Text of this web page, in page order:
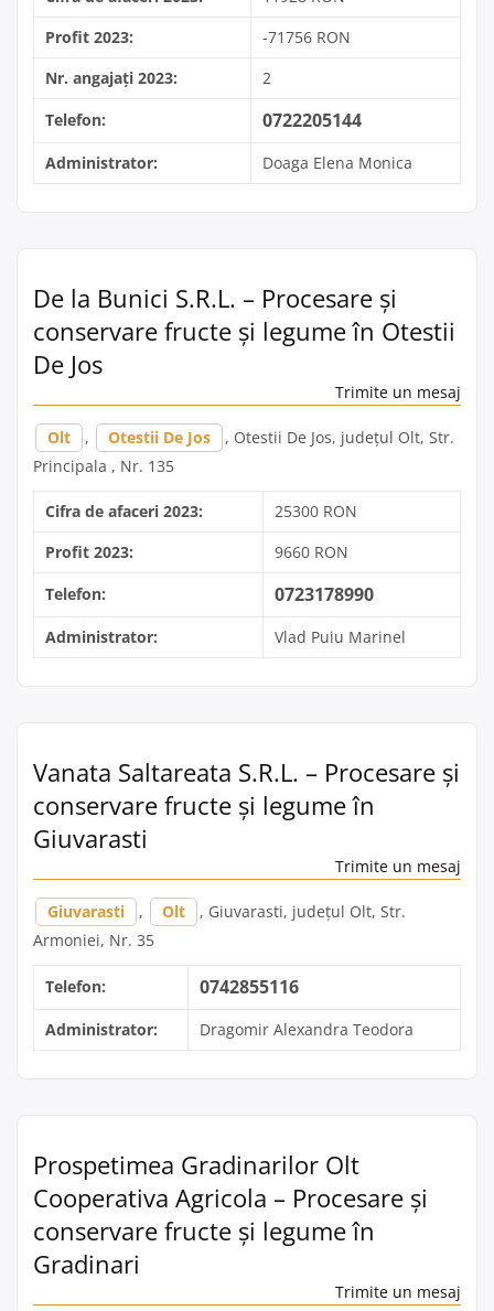
Profit 2023:
-71756 RON
Nr. angajați 2023:
2
Telefon:
0722205144
Administrator: Doaga Elena Monica
De la Bunici S.R.L. – Procesare și
conservare fructe și legume în Otestii
De Jos
Trimite un mesaj
Olt , Otestii De Jos
, Otestii De Jos, județul Olt, Str.
Principala , Nr. 135
Cifra de afaceri 2023:
25300 RON
Profit 2023:
9660 RON
Telefon:
0723178990
Administrator: Vlad Puiu Marinel
Vanata Saltareata S.R.L. – Procesare și
conservare fructe și legume în
Giuvarasti
Trimite un mesaj
Giuvarasti , Olt
, Giuvarasti, județul Olt, Str.
Armoniei, Nr. 35
Telefon: 0742855116
Administrator: Dragomir Alexandra Teodora
Prospetimea Gradinarilor Olt
Cooperativa Agricola – Procesare și
conservare fructe și legume în
Gradinari
Trimite un mesaj